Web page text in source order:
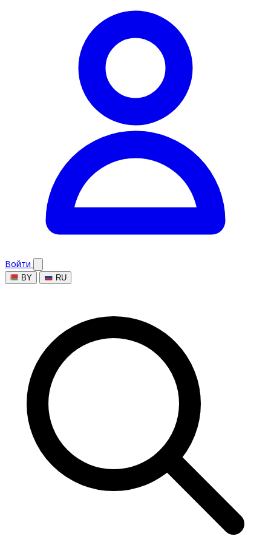
Войти
BY RU